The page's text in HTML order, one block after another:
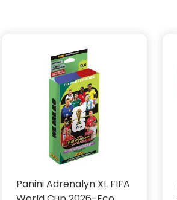
Panini Adrenalyn XL FIFA